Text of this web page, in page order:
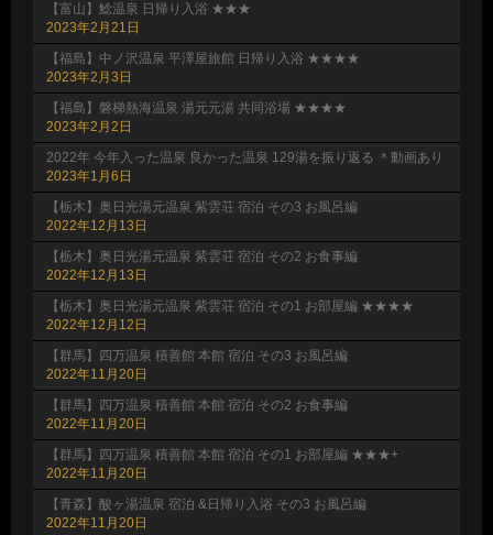
【富山】鯰温泉 日帰り入浴 ★★★
2023年2月21日
【福島】中ノ沢温泉 平澤屋旅館 日帰り入浴 ★★★★
2023年2月3日
【福島】磐梯熱海温泉 湯元元湯 共同浴場 ★★★★
2023年2月2日
2022年 今年入った温泉 良かった温泉 129湯を振り返る ＊動画あり
2023年1月6日
【栃木】奥日光湯元温泉 紫雲荘 宿泊 その3 お風呂編
2022年12月13日
【栃木】奥日光湯元温泉 紫雲荘 宿泊 その2 お食事編
2022年12月13日
【栃木】奥日光湯元温泉 紫雲荘 宿泊 その1 お部屋編 ★★★★
2022年12月12日
【群馬】四万温泉 積善館 本館 宿泊 その3 お風呂編
2022年11月20日
【群馬】四万温泉 積善館 本館 宿泊 その2 お食事編
2022年11月20日
【群馬】四万温泉 積善館 本館 宿泊 その1 お部屋編 ★★★+
2022年11月20日
【青森】酸ヶ湯温泉 宿泊 &日帰り入浴 その3 お風呂編
2022年11月20日